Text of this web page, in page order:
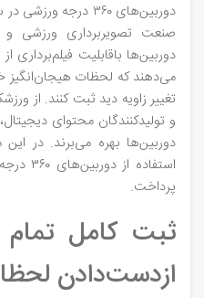
دوربین‌های ۳۶۰ درجه
صنعت تصویربرداری ورزشی و
دوربین‌ها باقابلیت فیلم‌برداری از
می‌دهند که لحظات هیجان‌انگیز
تغییر زاویه دید ثبت کنند. از
و تولیدکنندگان محتوای
دوربین‌ها بهره می‌برند. در این
پرداخت.
ثبت کامل تمام
ازدست‌دادن